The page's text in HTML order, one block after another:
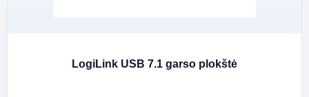
LogiLink USB 7.1 garso plokštė